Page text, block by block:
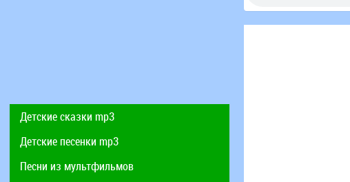
Детские сказки mp3
Детские песенки mp3
Песни из мультфильмов